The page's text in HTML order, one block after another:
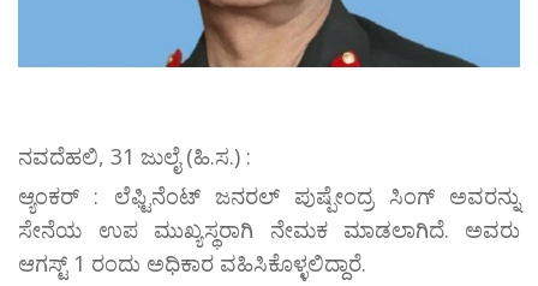
ನವದೆಹಲಿ, 31 ಜುಲೈ (ಹಿ.ಸ.) :
ಆ್ಯಂಕರ್ : ಲೆಫ್ಟಿನೆಂಟ್ ಜನರಲ್ ಪುಷ್ಪೇಂದ್ರ ಸಿಂಗ್ ಅವರನ್ನು
ಸೇನೆಯ ಉಪ ಮುಖ್ಯಸ್ಥರಾಗಿ ನೇಮಕ ಮಾಡಲಾಗಿದೆ. ಅವರು
ಆಗಸ್ಟ್ 1 ರಂದು ಅಧಿಕಾರ ವಹಿಸಿಕೊಳ್ಳಲಿದ್ದಾರೆ.